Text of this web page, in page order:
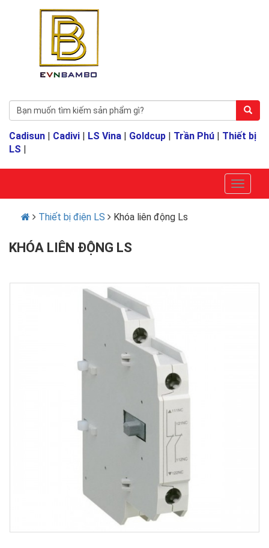
Cadisun | Cadivi | LS Vina | Goldcup | Trần Phú | Thiết bị
LS |
Thiết bị điện LS Khóa liên động Ls
KHÓA LIÊN ĐỘNG LS